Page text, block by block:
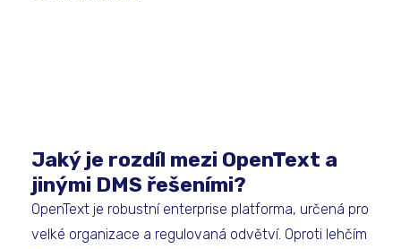
Jaký je rozdíl mezi OpenText a
jinými DMS řešeními?
OpenText je robustní enterprise platforma, určená pro
velké organizace a regulovaná odvětví. Oproti lehčím